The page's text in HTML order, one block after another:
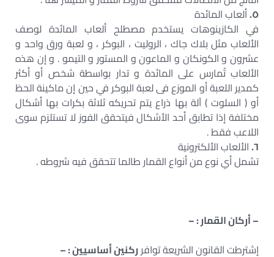
٥. ألعاب المائدة
في الكازينوهات يستخدم مصطلح ألعاب المائدة لوصف
الألعاب مثل بلاك جاك ، الروليت ، البوكر ، و لعبة ورق واحد و
عشرون و الكونكان و الماعون و المستور و التيمو . و إن هذه
الألعاب تُمارس على المائدة و تدار بواسطة شخص أو أكثر
كمدير اللعبة أو الموزع فى لعبة البوكر في حين إن ماكينة الحظ
أو ( السلوت ) آلة بها ذراع يتم تحريكه ثلاثة بكرات بها أشكال
مختلفة إذا تطابق أحد الأشكال فيتحقق الفوز لا تستلزم سوى
اللاعب فقط .
٦. الألعاب الألكترونية
تشمل أي نوع من أنواع القمار طالما تتحقق فيه شروطه .
– أركان القمار : –
إشترطت القانون الشريعة توافرركنين أساسيين : –